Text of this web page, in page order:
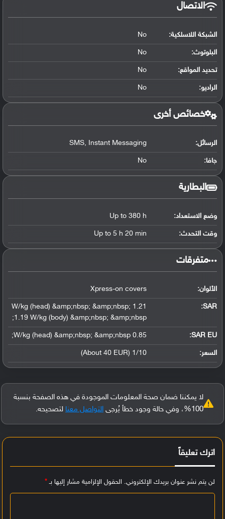
الاتصال
الشبكة اللاسلكية: No
البلوتوث:
No
تحديد المواقع:
No
الراديو: No
خصائص أخرى
الرسائل: SMS, Instant Messaging
جافا: No
البطارية
وضع الاستعداد: Up to 380 h
وقت التحدث: Up to 5 h 20 min
‏متفرقات‏
الألوان: Xpress-on covers
SAR
:
1.21 W/kg (head) &amp;nbsp; &amp;nbsp;
1.19 W/kg (body) &amp;nbsp; &amp;nbsp;
SAR EU:
0.85 W/kg (head) &amp;nbsp; &amp;nbsp;
السعر: 1/10 (About 40 EUR)
لا يمكننا ضمان صحة المعلومات الموجودة في هذه الصفحة بنسبة
100%، وفي حالة وجود خطأ يُرجى
التواصل معنا لتصحيحه.
اترك تعليقاً
لن يتم نشر عنوان بريدك الإلكتروني. الحقول الإلزامية مشار إليها بـ*